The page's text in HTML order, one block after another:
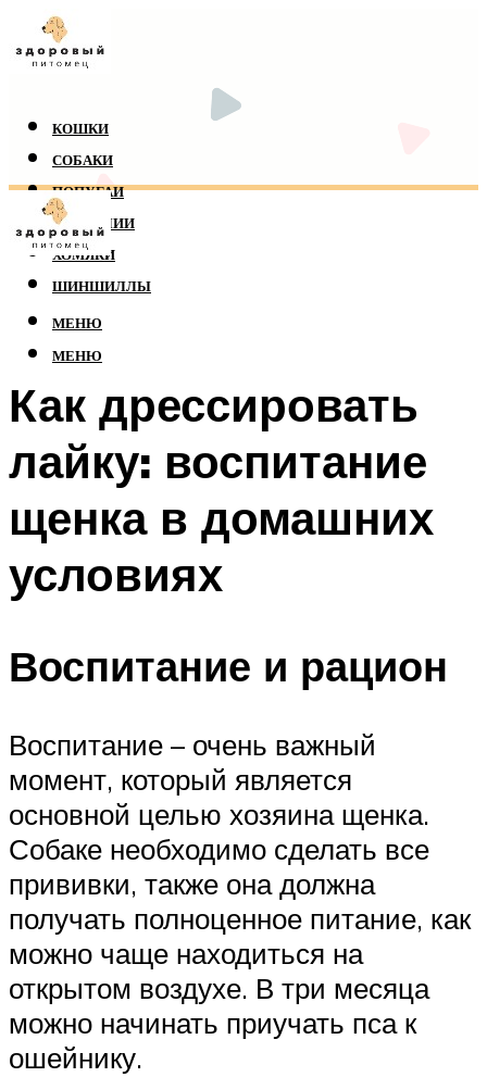
КОШКИ
СОБАКИ
ПОПУГАИ
РЕПТИЛИИ
ХОМЯКИ
ШИНШИЛЛЫ
МЕНЮ
МЕНЮ
Как дрессировать
лайку: воспитание
щенка в домашних
условиях
Воспитание и рацион
Воспитание – очень важный
момент, который является
основной целью хозяина щенка.
Собаке необходимо сделать все
прививки, также она должна
получать полноценное питание, как
можно чаще находиться на
открытом воздухе. В три месяца
можно начинать приучать пса к
ошейнику.